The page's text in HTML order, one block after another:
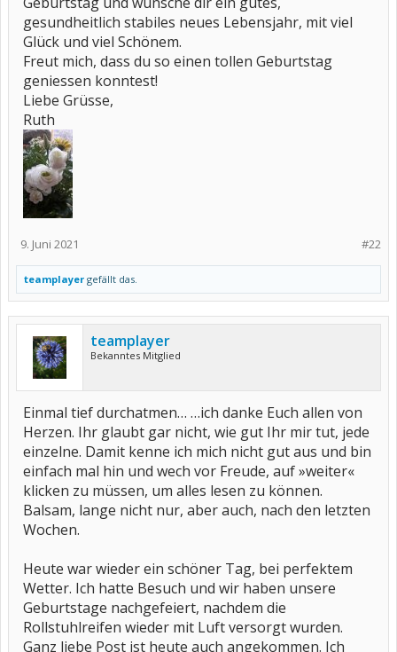
gesundheitlich stabiles neues Lebensjahr, mit viel
Glück und viel Schönem.
Freut mich, dass du so einen tollen Geburtstag
geniessen konntest!
Liebe Grüsse,
Ruth
#22
9. Juni 2021
teamplayer gefällt das.
teamplayer
Bekanntes Mitglied
Einmal tief durchatmen… …ich danke Euch allen von
Herzen. Ihr glaubt gar nicht, wie gut Ihr mir tut, jede
einzelne. Damit kenne ich mich nicht gut aus und bin
einfach mal hin und wech vor Freude, auf »weiter«
klicken zu müssen, um alles lesen zu können.
Balsam, lange nicht nur, aber auch, nach den letzten
Wochen.
Heute war wieder ein schöner Tag, bei perfektem
Wetter. Ich hatte Besuch und wir haben unsere
Geburtstage nachgefeiert, nachdem die
Rollstuhlreifen wieder mit Luft versorgt wurden.
Ganz liebe Post ist heute auch angekommen. Ich